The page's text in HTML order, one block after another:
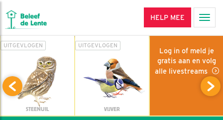
HELP MEE
UITGEVLOGEN
STEENUIL
UITGEVLOGEN
VIJVER
Log in of meld je
gratis aan en volg
alle livestreams